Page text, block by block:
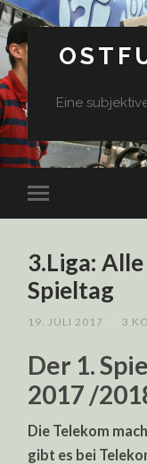
Eine
3.Liga:
Spieltag
19. JULI 2017 3
Der 1.
2017 /
Die Telekom
gibt es bei